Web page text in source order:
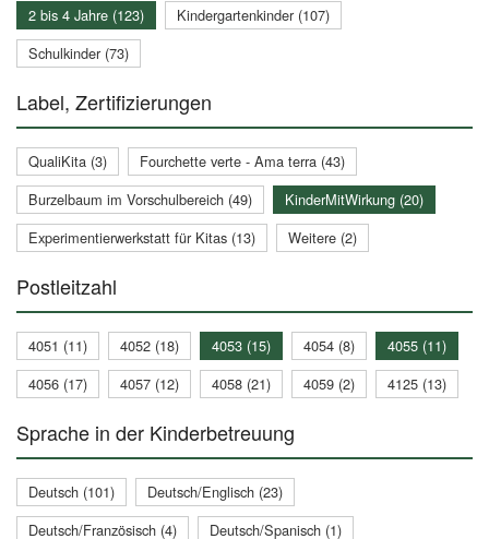
2 bis 4 Jahre (123)
Kindergartenkinder (107)
Schulkinder (73)
Label, Zertifizierungen
QualiKita (3)
Fourchette verte - Ama terra (43)
Burzelbaum im Vorschulbereich (49)
KinderMitWirkung (20)
Experimentierwerkstatt für Kitas (13)
Weitere (2)
Postleitzahl
4051 (11) 4052 (18) 4053 (15) 4054 (8)
4055 (11)
4056 (17)
4057 (12) 4058 (21) 4059 (2) 4125 (13)
Sprache in der Kinderbetreuung
Deutsch (101)
Deutsch/Englisch (23)
Deutsch/Französisch (4)
Deutsch/Spanisch (1)